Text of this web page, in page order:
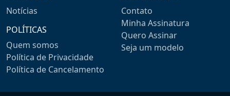
Notícias
POLÍTICAS
Quem somos
Política de Privacidade
Política de Cancelamento
Contato
Minha Assinatura
Quero Assinar
Seja um modelo